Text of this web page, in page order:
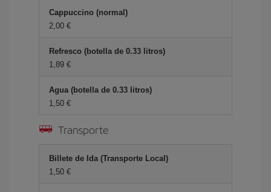
Cappuccino (normal)
2,00 €
Refresco (botella de 0.33 litros)
1,89 €
Agua (botella de 0.33 litros)
1,50 €
Transporte
Billete de Ida (Transporte Local)
1,50 €